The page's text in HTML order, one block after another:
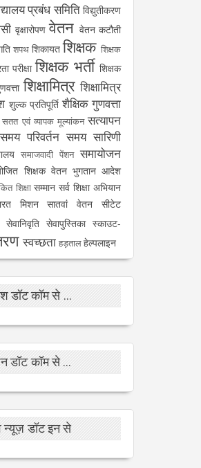
प्रबंध समिति विद्युतीकरण
वृक्षारोपण वेतन वेतन कटौती
शपथ शिकायत शिक्षक शिक्षक
परीक्षा शिक्षक भर्ती शिक्षक
शिक्षामित्र शिक्षामित्र
शुल्क प्रतिपूर्ति शैक्षिक गुणवत्ता
सतत एवं व्यापक मूल्यांकन सत्यापन
समय परिवर्तन समय सारिणी
समाजवादी पेंशन समायोजन
शिक्षक वेतन भुगतान आदेश
शिक्षा सम्मान सर्व शिक्षा अभियान
मिशन सातवां वेतन सीटेट
सेवानिवृति सेवापुस्तिका स्काउट-
स्वच्छता हड़तालहेल्पलाइन
डॉट कॉम से ...
डॉट कॉम से ...
न्यूज़ डॉट इन से